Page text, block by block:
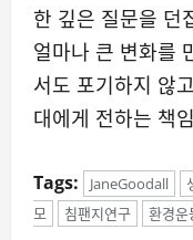
한 깊은 질문을 던
얼마나 큰 변화를
서도 포기하지 않
대에게 전하는 책
Tags: JaneGoodall
모
침팬지연구 환경운